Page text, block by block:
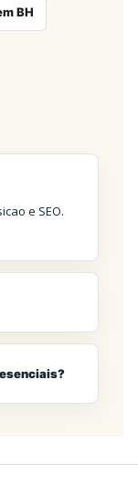
BH
e SEO.